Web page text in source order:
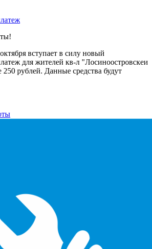
вступает в силу новый
для жителей кв-л "Лосиноостровскеи
250 рублей. Данные средства будут